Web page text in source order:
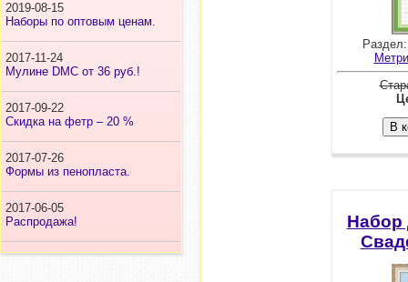
2019-08-15
Наборы по оптовым ценам.
2017-11-24
Мулине DMC от 36 руб.!
2017-09-22
Скидка на фетр – 20 %
2017-07-26
Формы из пенопласта.
2017-06-05
Распродажа!
Набор